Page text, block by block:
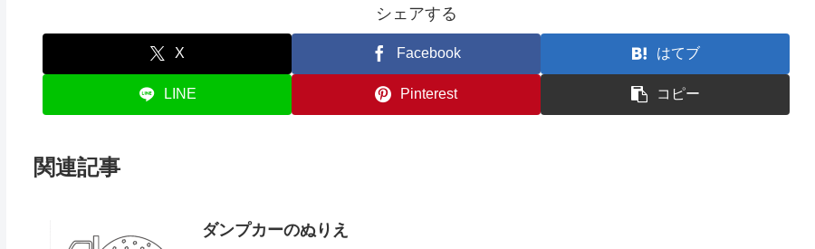
シェアする
X Facebook はてブ
LINE Pinterest コピー
関連記事
ダンプカーのぬりえ